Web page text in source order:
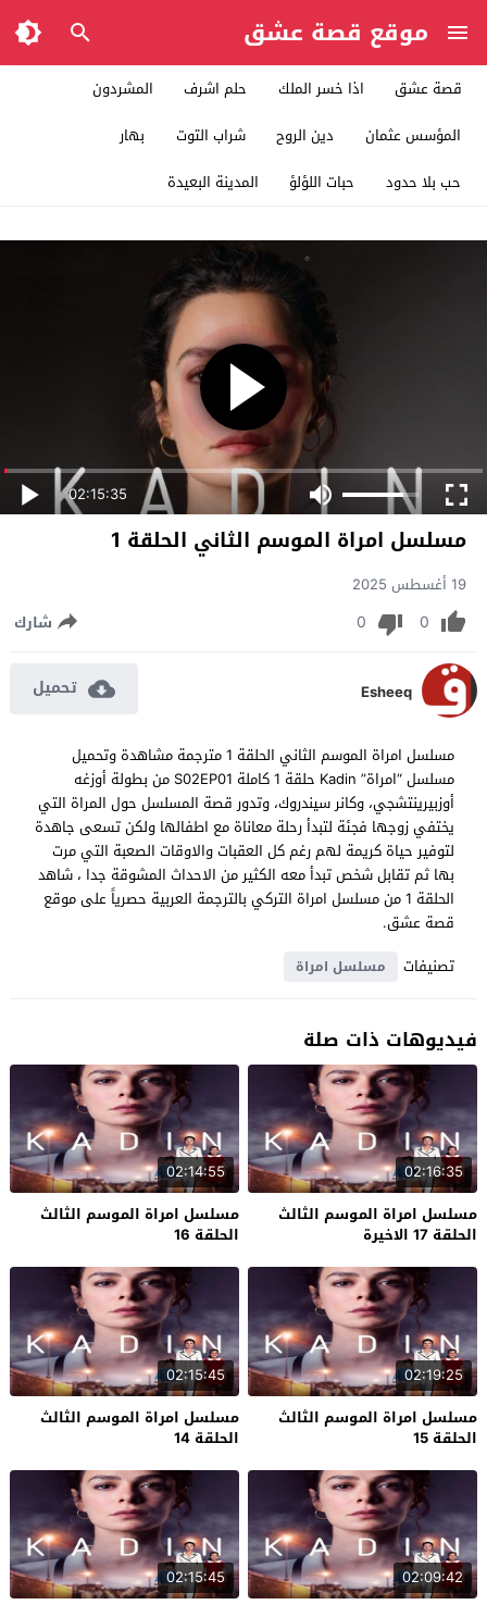
موقع قصة عشق
قصة عشق اذا خسر الملك حلم اشرف
المشردون
المؤسس عثمان
دين الروح شراب التوت
بهار
حب بلا حدود
حبات اللؤلؤ المدينة البعيدة
02:15:35
مسلسل امراة الموسم الثاني الحلقة 1
19 أغسطس 2025
0
0 شارك
Esheeq تحميل
مسلسل امراة الموسم الثاني الحلقة 1 مترجمة مشاهدة وتحميل
مسلسل “امراة” Kadin حلقة 1 كاملة S02EP01 من بطولة أوزغه
أوزبيرينتشجي، وكانر سيندروك، وتدور قصة المسلسل حول المراة التي
يختفي زوجها فجئة لتبدأ رحلة معاناة مع اطفالها ولكن تسعى جاهدة
لتوفير حياة كريمة لهم رغم كل العقبات والاوقات الصعبة التي مرت
بها ثم تقابل شخص تبدأ معه الكثير من الاحداث المشوقة جدا ، شاهد
الحلقة 1 من مسلسل امراة التركي بالترجمة العربية حصرياً على موقع
قصة عشق.
تصنيفات
مسلسل امراة
فيديوهات ذات صلة
02:16:35
مسلسل امراة الموسم الثالث
الحلقة 17 الاخيرة
02:14:55
مسلسل امراة الموسم الثالث
الحلقة 16
02:19:25
مسلسل امراة الموسم الثالث
الحلقة 15
02:15:45
مسلسل امراة الموسم الثالث
الحلقة 14
02:09:42
02:15:45